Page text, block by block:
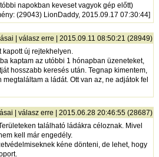
napokban keveset vagyok gép előtt)
: (29043) LionDaddy, 2015.09.17 07:30:44]
|válasz erre | 2015.09.11 08:50:21 (28949)
új rejtekhelyen.
kaptam az utóbbi 1 hónapban üzeneteket,
hosszabb keresés után. Tegnap kimentem,
a ládát. Ott van az, ne adjátok fel
|válasz erre | 2015.06.28 20:46:55 (28687)
található ládákra céloznak. Mivel
kell már engedély.
kéne dönteni, de lehet, hogy